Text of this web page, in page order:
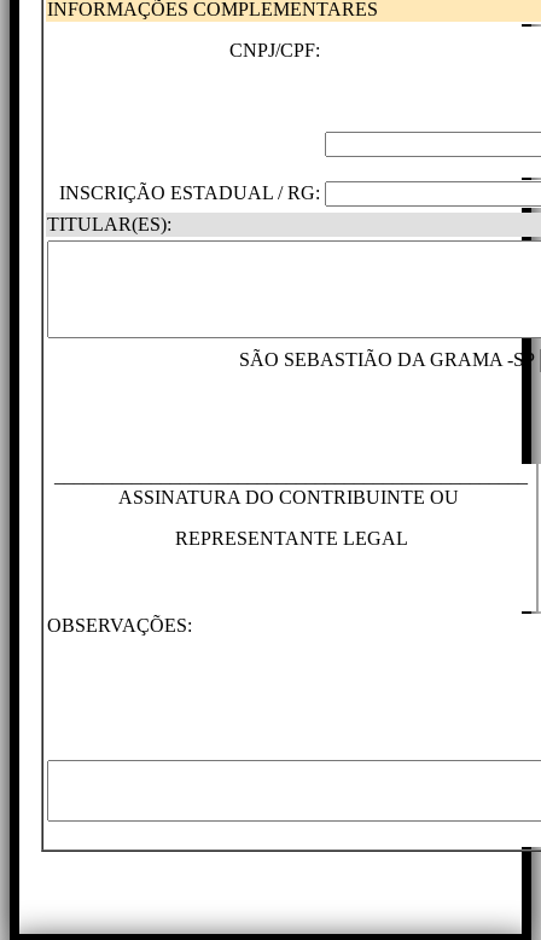
INFORMAÇÕES COMPLEMENTARES
CNPJ/CPF:
INSCRIÇÃO ESTADUAL / RG:
TITULAR(ES):
SÃO SEBASTIÃO DA GRAMA -SP
ASSINATURA DO CONTRIBUINTE OU
REPRESENTANTE LEGAL
OBSERVAÇÕES: